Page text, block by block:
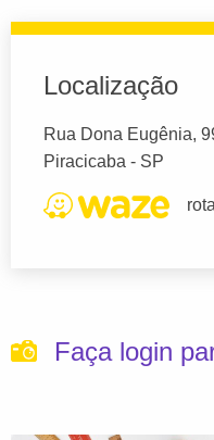
Localização
Rua Dona Eugênia,
Piracicaba - SP
Faça login